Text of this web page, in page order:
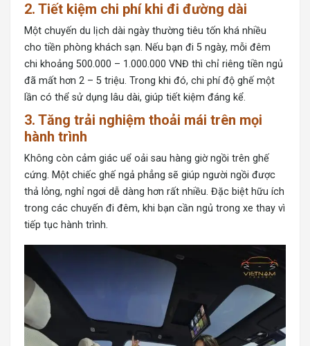
2. Tiết kiệm chi phí khi đi đường dài
Một chuyến du lịch dài ngày thường tiêu tốn khá nhiều
cho tiền phòng khách sạn. Nếu bạn đi 5 ngày, mỗi đêm
chi khoảng 500.000 – 1.000.000 VNĐ thì chỉ riêng tiền ngủ
đã mất hơn 2 – 5 triệu. Trong khi đó, chi phí độ ghế một
lần có thể sử dụng lâu dài, giúp tiết kiệm đáng kể.
3. Tăng trải nghiệm thoải mái trên mọi
hành trình
Không còn cảm giác uể oải sau hàng giờ ngồi trên ghế
cứng. Một chiếc ghế ngả phẳng sẽ giúp người ngồi được
thả lỏng, nghỉ ngơi dễ dàng hơn rất nhiều. Đặc biệt hữu ích
trong các chuyến đi đêm, khi bạn cần ngủ trong xe thay vì
tiếp tục hành trình.